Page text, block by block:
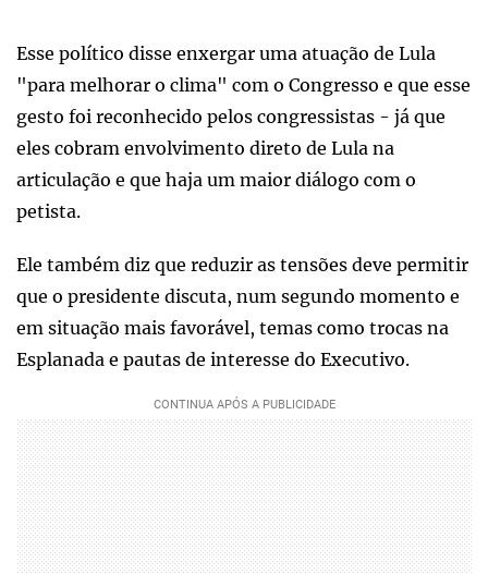
Esse político disse enxergar uma atuação de Lula
"para melhorar o clima" com o Congresso e que esse
gesto foi reconhecido pelos congressistas - já que
eles cobram envolvimento direto de Lula na
articulação e que haja um maior diálogo com o
petista.
Ele também diz que reduzir as tensões deve permitir
que o presidente discuta, num segundo momento e
em situação mais favorável, temas como trocas na
Esplanada e pautas de interesse do Executivo.